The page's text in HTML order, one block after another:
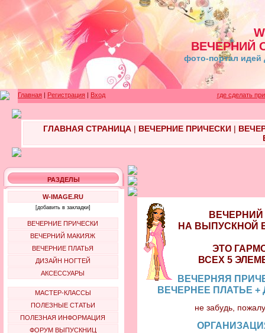
ВЕЧЕРНИЙ
фото-портал идей
Главная | Регистрация | Вход где сделать
ГЛАВНАЯ СТРАНИЦА| ВЕЧЕРНИЕ ПРИЧЕСКИ|
РАЗДЕЛЫ
W-IMAGE.RU
[добавить в закладки]
ВЕЧЕРНИЕ ПРИЧЕСКИ
ВЕЧЕРНИЙ МАКИЯЖ
ВЕЧЕРНИЕ ПЛАТЬЯ
ДИЗАЙН НОГТЕЙ
АКСЕССУАРЫ
МАСТЕР-КЛАССЫ
ПОЛЕЗНЫЕ СТАТЬИ
ПОЛЕЗНАЯ ИНФОРМАЦИЯ
ФОРУМ ВЫПУСКНИЦ
НА ВЫПУСКНОЙ
ЭТО
ВСЕХ 5
ВЕЧЕРНЯЯ
ВЕЧЕРНЕЕ ПЛАТЬЕ
не забудь,